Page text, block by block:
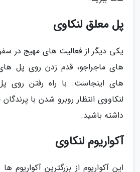
پل معلق لنکاوی
یکی دیگر از فعالیت های مهیج در
های ماجراجو، قدم زدن روی پل
های اینجاست. با راه رفتن روی
لنکاووی انتظار روبرو شدن با
داشته باشید.
آکواریوم لنکاوی
این آکواریوم از بزرگترین